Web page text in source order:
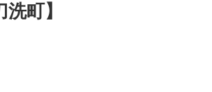
町】